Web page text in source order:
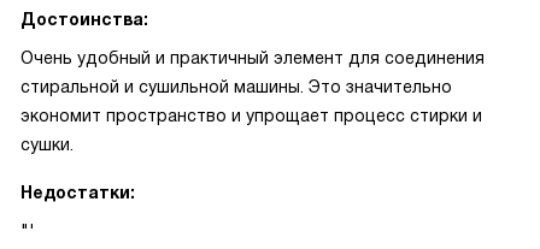
Достоинства:
Очень удобный и практичный элемент для соединения
стиральной и сушильной машины. Это значительно
экономит пространство и упрощает процесс стирки и
сушки.
Недостатки:
"'